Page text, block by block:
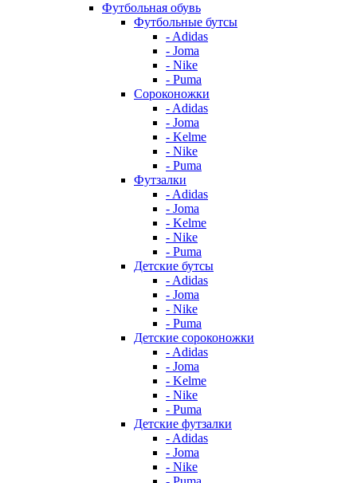
Футбольная обувь
Футбольные бутсы
- Adidas
- Joma
- Nike
- Puma
Сороконожки
- Adidas
- Joma
- Kelme
- Nike
- Puma
Футзалки
- Adidas
- Joma
- Kelme
- Nike
- Puma
Детские бутсы
- Adidas
- Joma
- Nike
- Puma
Детские сороконожки
- Adidas
- Joma
- Kelme
- Nike
- Puma
Детские футзалки
- Adidas
- Joma
- Nike